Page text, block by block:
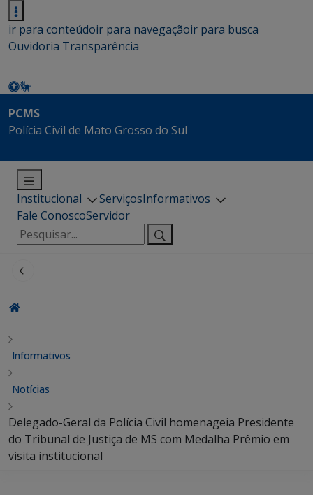
ir para conteúdoir para navegaçãoir para busca
Ouvidoria Transparência
PCMS
Polícia Civil de Mato Grosso do Sul
Institucional ServiçosInformativos
Fale ConoscoServidor
Pesquisar
por:
Informativos
Notícias
Delegado-Geral da Polícia Civil homenageia Presidente
do Tribunal de Justiça de MS com Medalha Prêmio em
visita institucional